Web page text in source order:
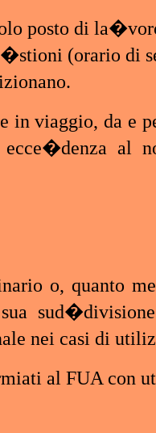
posto di
(orario di
in viaggio, da
al
o, quanto
sua
nei casi di
al FUA con